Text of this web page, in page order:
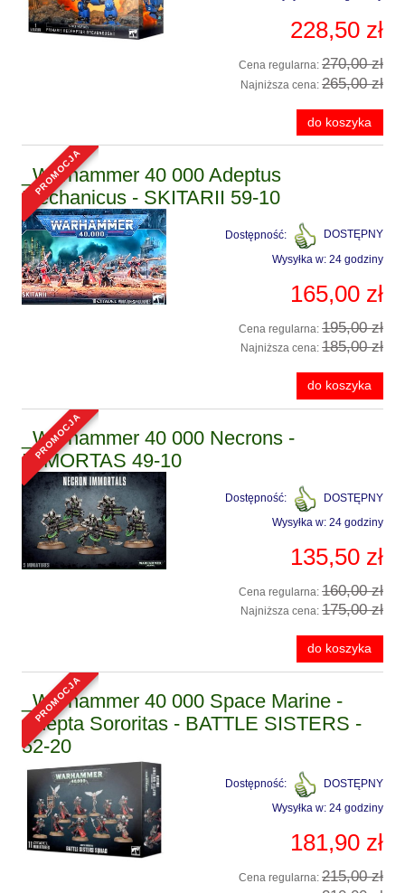
228,50 zł
Cena regularna: 270,00 zł
Najniższa cena: 265,00 zł
do koszyka
_Warhammer 40 000 Adeptus
Mechanicus - SKITARII 59-10
Dostępność:
DOSTĘPNY
Wysyłka w: 24 godziny
165,00 zł
Cena regularna: 195,00 zł
Najniższa cena: 185,00 zł
do koszyka
promocja
_Warhammer 40 000 Necrons -
IMMORTAS 49-10
Dostępność:
DOSTĘPNY
Wysyłka w: 24 godziny
135,50 zł
Cena regularna: 160,00 zł
Najniższa cena: 175,00 zł
do koszyka
promocja
_Warhammer 40 000 Space Marine -
Adepta Sororitas - BATTLE SISTERS -
52-20
Dostępność:
DOSTĘPNY
Wysyłka w: 24 godziny
181,90 zł
Cena regularna: 215,00 zł
promocja